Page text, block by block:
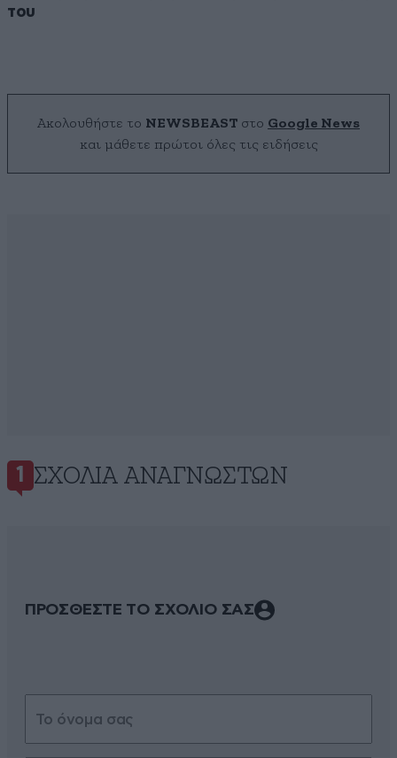
του
Ακολουθήστε το NEWSBEAST στο Google News
και μάθετε πρώτοι όλες τις ειδήσεις
1 ΣΧΌΛΙΑ ΑΝΑΓΝΩΣΤΏΝ
ΠΡΟΣΘΕΣΤΕ ΤΟ ΣΧΟΛΙΟ ΣΑΣ